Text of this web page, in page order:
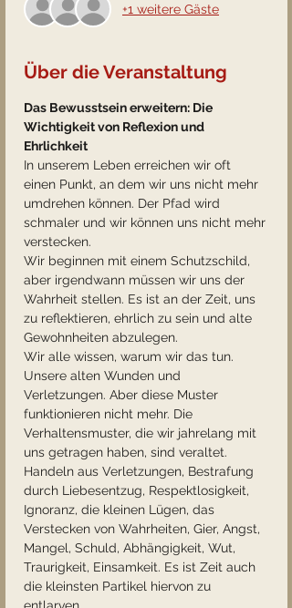
+1 weitere Gäste
Über die Veranstaltung
Das Bewusstsein erweitern: Die
Wichtigkeit von Reflexion und
Ehrlichkeit
In unserem Leben erreichen wir oft
einen Punkt, an dem wir uns nicht mehr
umdrehen können. Der Pfad wird
schmaler und wir können uns nicht mehr
verstecken.
Wir beginnen mit einem Schutzschild,
aber irgendwann müssen wir uns der
Wahrheit stellen. Es ist an der Zeit, uns
zu reflektieren, ehrlich zu sein und alte
Gewohnheiten abzulegen.
Wir alle wissen, warum wir das tun.
Unsere alten Wunden und
Verletzungen. Aber diese Muster
funktionieren nicht mehr. Die
Verhaltensmuster, die wir jahrelang mit
uns getragen haben, sind veraltet.
Handeln aus Verletzungen, Bestrafung
durch Liebesentzug, Respektlosigkeit,
Ignoranz, die kleinen Lügen, das
Verstecken von Wahrheiten, Gier, Angst,
Mangel, Schuld, Abhängigkeit, Wut,
Traurigkeit, Einsamkeit. Es ist Zeit auch
die kleinsten Partikel hiervon zu